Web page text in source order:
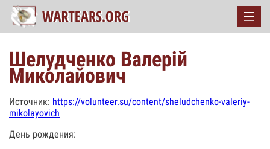
Шелудченко Валерій
Миколайович
Источник: https://volunteer.su/content/sheludchenko-valeriy-
mikolayovich
День рождения: